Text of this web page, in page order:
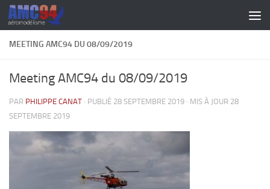
Skip to content
MEETING AMC94 DU 08/09/2019
Meeting AMC94 du 08/09/2019
PAR PHILIPPE CANAT · PUBLIÉ 28 SEPTEMBRE 2019 · MIS À JOUR 28
SEPTEMBRE 2019